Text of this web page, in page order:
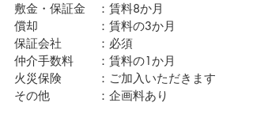
敷金・保証金　：賃料8か月
償却　　　　　：賃料の3か月
保証会社　　　：必須
仲介手数料　　：賃料の1か月
火災保険　　　：ご加入いただきます
その他　　　　：企画料あり